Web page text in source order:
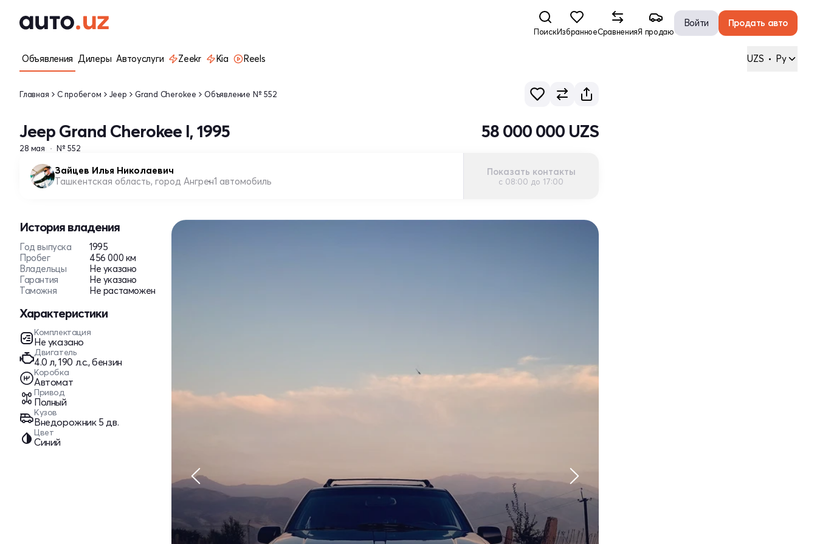
ПоискИзбранноеСравненияЯ продаю
Войти Продать авто
Объявления Дилеры Автоуслуги Zeekr Kia Reels UZS • Ру
Главная С пробегом Jeep Grand Cherokee Объявление № 552
Jeep Grand Cherokee I, 1995
28 мая № 552
58 000 000 UZS
Зайцев Илья Николаевич
Ташкентская область, город Ангрен1 автомобиль
Показать контакты
с 08:00 до 17:00
История владения
Год выпуска
1995
Пробег
456 000 км
Владельцы
Не указано
Гарантия
Не указано
Таможня
Не растаможен
Характеристики
Комплектация
Не указано
Двигатель
4.0 л, 190 л.с., бензин
Коробка
Автомат
Привод
Полный
Кузов
Внедорожник 5 дв.
Цвет
Синий